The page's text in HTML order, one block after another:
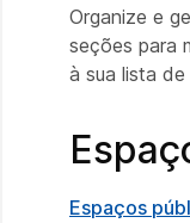
Organize e
seções para
à sua lista
Espaços